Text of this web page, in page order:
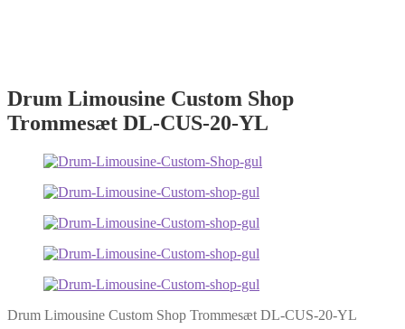
Drum Limousine Custom Shop
Trommesæt DL-CUS-20-YL
Drum Limousine Custom Shop Trommesæt DL-CUS-20-YL